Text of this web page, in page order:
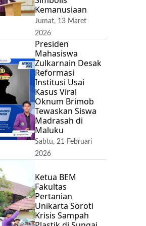
Kemanusiaan
Jumat, 13 Maret
2026
Presiden
Mahasiswa
Zulkarnain Desak
Reformasi
Institusi Usai
Kasus Viral
Oknum Brimob
Tewaskan Siswa
Madrasah di
Maluku
Sabtu, 21 Februari
2026
Ketua BEM
Fakultas
Pertanian
Unikarta Soroti
Krisis Sampah